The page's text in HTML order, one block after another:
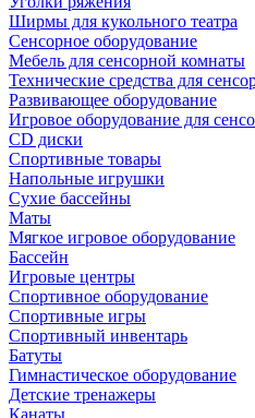
Ширмы для кукольного театра
Сенсорное оборудование
Мебель для сенсорной комнаты
Технические средства для
Развивающее оборудование
Игровое оборудование для
CD диски
Спортивные товары
Напольные игрушки
Сухие бассейны
Маты
Мягкое игровое оборудование
Бассейн
Игровые центры
Спортивное оборудование
Спортивные игры
Спортивный инвентарь
Батуты
Гимнастическое оборудование
Детские тренажеры
Канаты